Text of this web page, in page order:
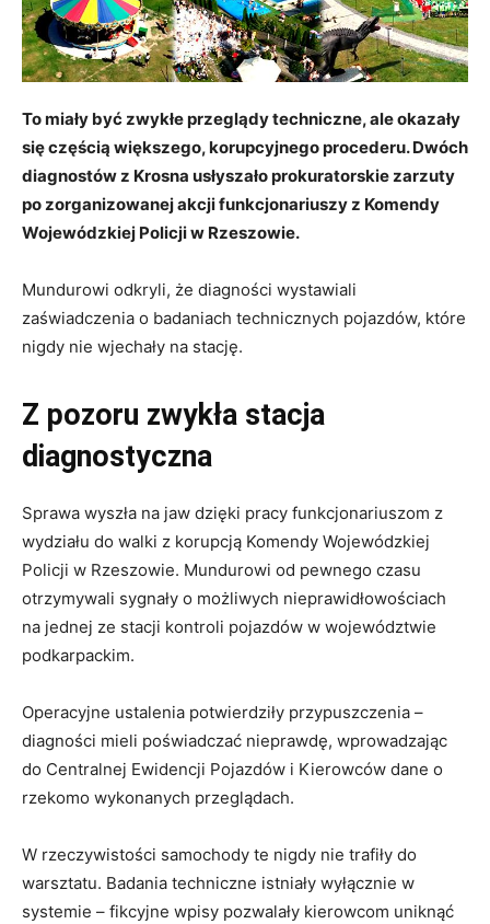
To miały być zwykłe przeglądy techniczne, ale okazały
się częścią większego, korupcyjnego procederu. Dwóch
diagnostów z Krosna usłyszało prokuratorskie zarzuty
po zorganizowanej akcji funkcjonariuszy z Komendy
Wojewódzkiej Policji w Rzeszowie.
Mundurowi odkryli, że diagności wystawiali
zaświadczenia o badaniach technicznych pojazdów, które
nigdy nie wjechały na stację.
Z pozoru zwykła stacja
diagnostyczna
Sprawa wyszła na jaw dzięki pracy funkcjonariuszom z
wydziału do walki z korupcją Komendy Wojewódzkiej
Policji w Rzeszowie. Mundurowi od pewnego czasu
otrzymywali sygnały o możliwych nieprawidłowościach
na jednej ze stacji kontroli pojazdów w województwie
podkarpackim.
Operacyjne ustalenia potwierdziły przypuszczenia –
diagności mieli poświadczać nieprawdę, wprowadzając
do Centralnej Ewidencji Pojazdów i Kierowców dane o
rzekomo wykonanych przeglądach.
W rzeczywistości samochody te nigdy nie trafiły do
warsztatu. Badania techniczne istniały wyłącznie w
systemie – fikcyjne wpisy pozwalały kierowcom uniknąć